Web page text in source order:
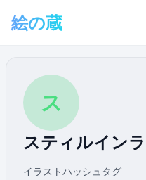
絵の蔵
ス
スティルイン
イラストハッシュタグ